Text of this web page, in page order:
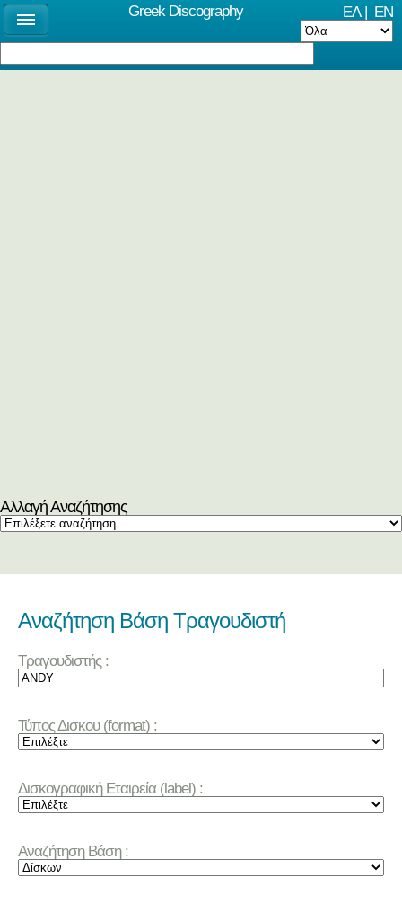
ΕΛ| EN
Αλλαγή Αναζήτησης
Αναζήτηση Βάση Τραγουδιστή
Τραγουδιστής :
Τύπος Δισκου (format) :
Δισκογραφική Εταιρεία (label) :
Αναζήτηση Βάση :
Greek Discography